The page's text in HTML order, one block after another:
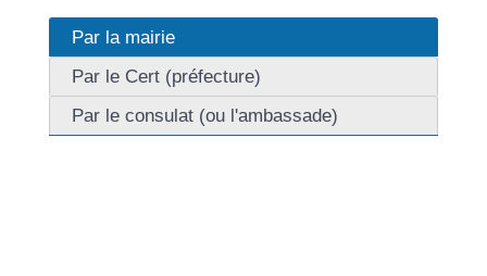
Par la mairie
Par le Cert (préfecture)
Par le consulat (ou l'ambassade)